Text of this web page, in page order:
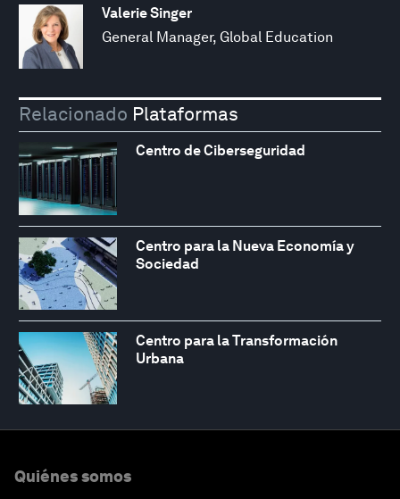
Valerie Singer
General Manager, Global Education
Relacionado Plataformas
Centro de Ciberseguridad
Centro para la Nueva Economía y
Sociedad
Centro para la Transformación
Urbana
Quiénes somos